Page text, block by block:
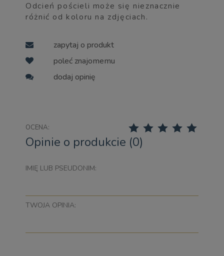
Odcień pościeli może się nieznacznie
różnić od koloru na zdjęciach.
zapytaj o produkt
poleć znajomemu
dodaj opinię
OCENA:
Opinie o produkcie (0)
IMIĘ LUB PSEUDONIM:
TWOJA OPINIA: